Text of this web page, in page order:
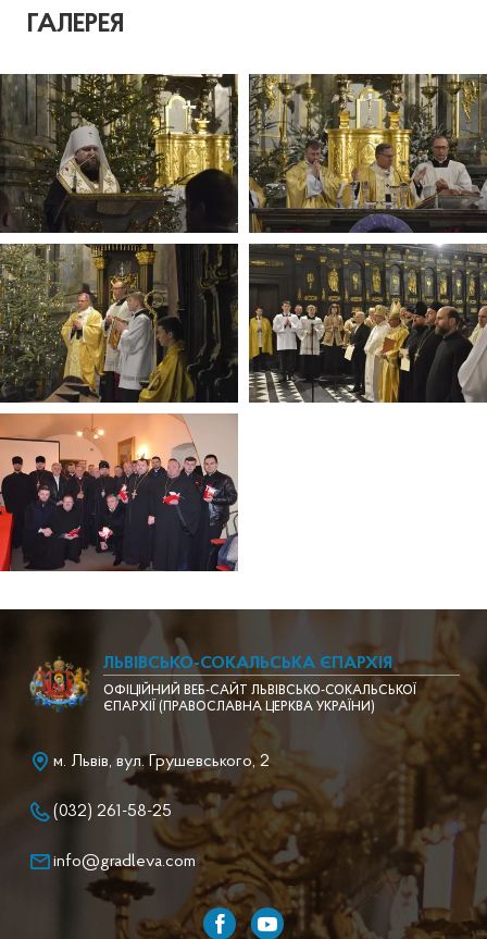
ГАЛЕРЕЯ
ЛЬВІВСЬКО-СОКАЛЬСЬКА ЄПАРХІЯ
ОФІЦІЙНИЙ ВЕБ-САЙТ ЛЬВІВСЬКО-СОКАЛЬСЬКОЇ
ЄПАРХІЇ (ПРАВОСЛАВНА ЦЕРКВА УКРАЇНИ)
м. Львів, вул. Грушевського, 2
(032) 261-58-25
info@gradleva.com